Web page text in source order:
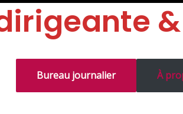
Bureau journalier À